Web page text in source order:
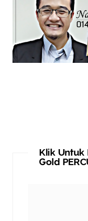
Klik Untuk
Gold